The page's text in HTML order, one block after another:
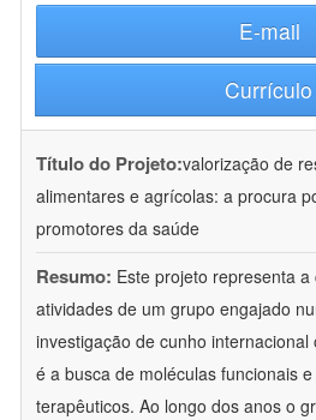
E-mail
Currículo
Título do Projeto:valorização de
alimentares e agrícolas: a procura
promotores da saúde
Resumo: Este projeto representa
atividades de um grupo engajado
investigação de cunho
é a busca de moléculas funcionais
terapêuticos. Ao longo dos anos o